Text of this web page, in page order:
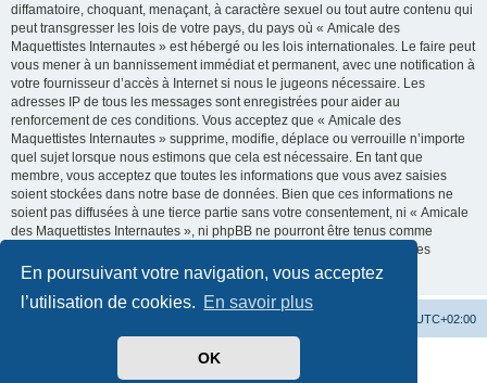
En poursuivant votre navigation, vous acceptez
l’utilisation de cookies. En savoir plus
OK
diffamatoire, choquant, menaçant, à caractère sexuel ou tout autre contenu qui
peut transgresser les lois de votre pays, du pays où « Amicale des
Maquettistes Internautes » est hébergé ou les lois internationales. Le faire peut
vous mener à un bannissement immédiat et permanent, avec une notification à
votre fournisseur d’accès à Internet si nous le jugeons nécessaire. Les
adresses IP de tous les messages sont enregistrées pour aider au
renforcement de ces conditions. Vous acceptez que « Amicale des
Maquettistes Internautes » supprime, modifie, déplace ou verrouille n’importe
quel sujet lorsque nous estimons que cela est nécessaire. En tant que
membre, vous acceptez que toutes les informations que vous avez saisies
soient stockées dans notre base de données. Bien que ces informations ne
soient pas diffusées à une tierce partie sans votre consentement, ni « Amicale
des Maquettistes Internautes », ni phpBB ne pourront être tenus comme
responsables en cas de tentative de piratage visant à compromettre les
données.
UTC+02:00
phpBB ® Forum Software © phpBB Limited
phpBB-fr.com